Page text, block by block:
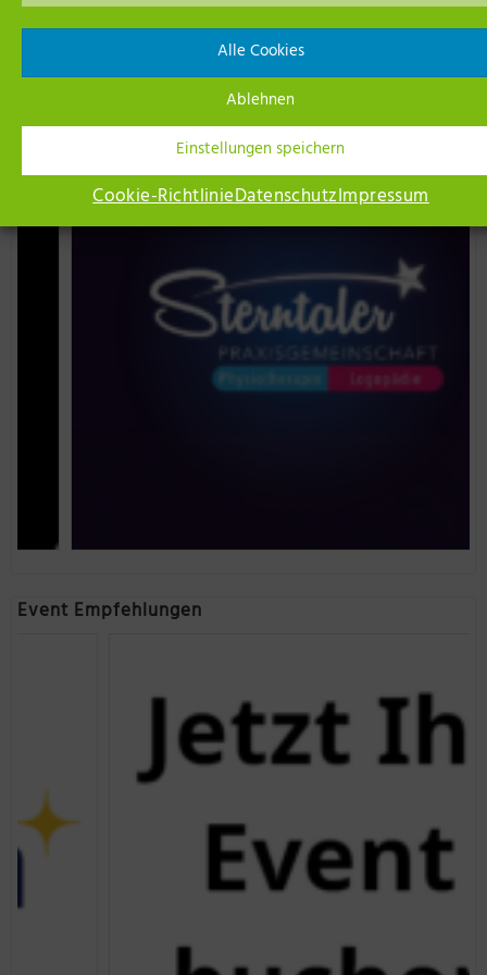
Alle Cookies
Ablehnen
Einstellungen speichern
Cookie-RichtlinieDatenschutzImpressum
Unsere Netzwerk-Partner
Event Empfehlungen